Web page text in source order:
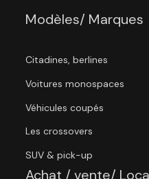
Modèles/ Marques
Citadines, berlines
Voitures monospaces
Véhicules coupés
Les crossovers
SUV & pick-up
Achat / vente/